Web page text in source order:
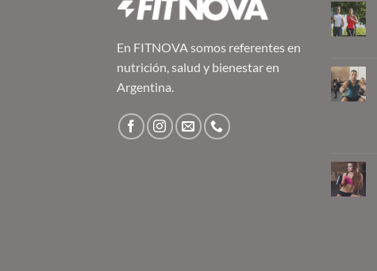
En FITNOVA somos referentes en
nutrición, salud y bienestar en
Argentina.